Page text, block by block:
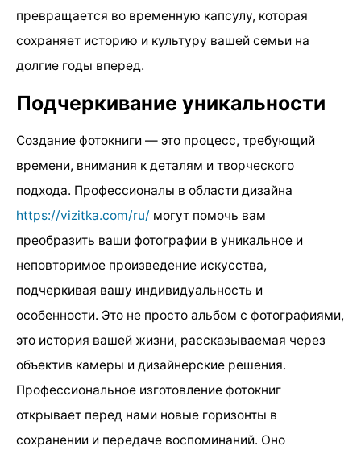
превращается во временную капсулу, которая
сохраняет историю и культуру вашей семьи на
долгие годы вперед.
Подчеркивание уникальности
Создание фотокниги — это процесс, требующий
времени, внимания к деталям и творческого
подхода. Профессионалы в области дизайна
https://vizitka.com/ru/ могут помочь вам
преобразить ваши фотографии в уникальное и
неповторимое произведение искусства,
подчеркивая вашу индивидуальность и
особенности. Это не просто альбом с фотографиями,
это история вашей жизни, рассказываемая через
объектив камеры и дизайнерские решения.
Профессиональное изготовление фотокниг
открывает перед нами новые горизонты в
сохранении и передаче воспоминаний. Оно